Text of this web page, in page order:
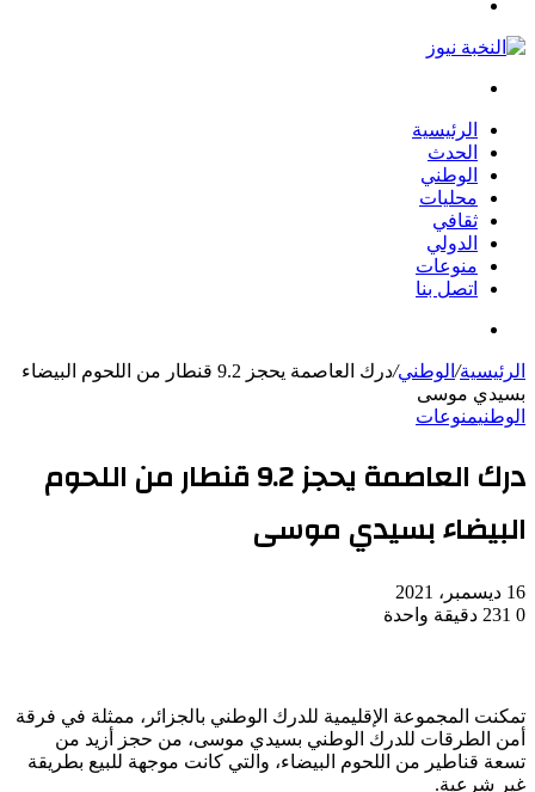
الرئيسية
الحدث
الوطني
محليات
ثقافي
الدولي
منوعات
اتصل بنا
الرئيسية/ الوطني/
درك العاصمة يحجز 9.2 قنطار من اللحوم البيضاء
بسيدي موسى
الوطنيمنوعات
درك العاصمة يحجز 9.2 قنطار من اللحوم
البيضاء بسيدي موسى
16 ديسمبر، 2021
0
دقيقة واحدة
تمكنت المجموعة الإقليمية للدرك الوطني بالجزائر، ممثلة في فرقة
أمن الطرقات للدرك الوطني بسيدي موسى، من حجز أزيد من
تسعة قناطير من اللحوم البيضاء، والتي كانت موجهة للبيع بطريقة
غير شرعية.